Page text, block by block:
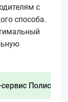
с
способа.
Полис 812